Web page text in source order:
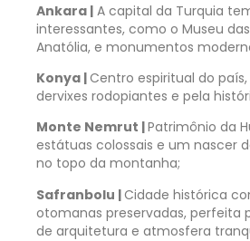
Ankara | A capital da Turquia
interessantes, como o Museu
Anatólia, e monumentos
Konya |Centro espiritual do
dervixes rodopiantes e pela
Monte Nemrut |Patrimônio da
estátuas colossais e um nascer
no topo da montanha;
Safranbolu |Cidade histórica
otomanas preservadas, perfeita
de arquitetura e atmosfera